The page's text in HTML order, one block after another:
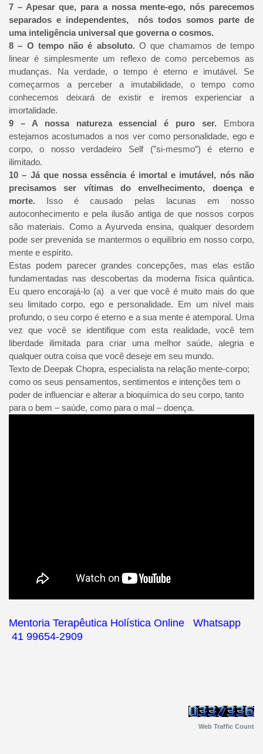
7 – Apesar que, para a nossa mente-ego, nós parecemos
separados e independentes, nós todos somos parte de
uma inteligência universal que governa o cosmos.
8 – O tempo não é absoluto. O que chamamos de tempo
linear é simplesmente um reflexo de como percebemos as
mudanças. Na verdade, o tempo é eterno e imutável. Se
começarmos a perceber a imutabilidade, o tempo como
conhecemos deixará de existir e iremos experienciar a
imortalidade.
9 – A nossa natureza essencial é puro ser. Embora
estejamos acostumados a nos ver como personalidade, ego e
corpo, o nosso verdadeiro Self (”si-mesmo”) é eterno e
ilimitado.
10 – Já que nossa essência é imortal e imutável, nós não
precisamos ser vítimas do envelhecimento, doença e
morte. Isso é causado pelas lacunas em nosso
autoconhecimento e pela ilusão antiga de que nossos corpos
são materiais. Como a Ayurveda ensina, qualquer desordem
pode ser prevenida se mantermos o equilíbrio em nosso corpo,
mente e espírito.
Estas podem parecer grandes concepções, mas elas estão
fundamentadas nas descobertas da moderna física quântica.
Eu quero encorajá-lo (a) a ver que você é muito mais do que
seu limitado corpo, ego e personalidade. Em um nível mais
profundo, o seu corpo é eterno e a sua mente é atemporal. Uma
vez que você se identifique com esta realidade, você tem
liberdade ilimitada para criar uma melhor saúde, alegria e
qualquer outra coisa que você deseje em seu mundo.
Texto de Deepak Chopra, especialista na relação mente-corpo;
como os seus pensamentos, sentimentos e intenções tem o
poder de influenciar e alterar a bioquímica do seu corpo, tanto
para o bem – saúde, como para o mal – doença.
Mentoria Terapêutica Holística Online Whatsapp
41 99654-2909
Web Traffic Count